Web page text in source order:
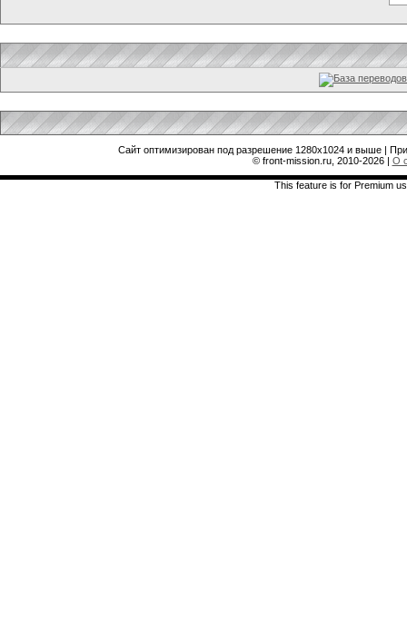
Сайт оптимизирован под разрешение 1280x1024 и выше |
© front-mission.ru, 2010-2026| О
This feature is for Premium